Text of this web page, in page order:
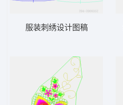
服装刺绣设计图稿